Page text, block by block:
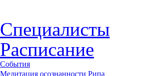
Специалисты
Расписание
События
Медитация осознанности Рипа